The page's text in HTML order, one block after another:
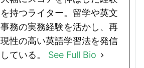
を持つライター。留学や英文
事務の実務経験を活かし、再
現性の高い英語学習法を発信
している。 See Full Bio